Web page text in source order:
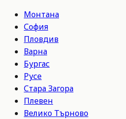
Монтана
София
Пловдив
Варна
Бургас
Русе
Стара Загора
Плевен
Велико Търново